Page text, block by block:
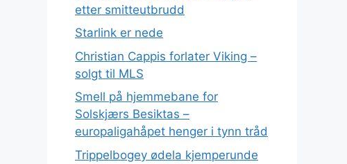
etter smitteutbrudd
Starlink er nede
Christian Cappis forlater Viking –
solgt til MLS
Smell på hjemmebane for
Solskjærs Besiktas –
europaligahåpet henger i tynn tråd
Trippelbogey ødela kjemperunde